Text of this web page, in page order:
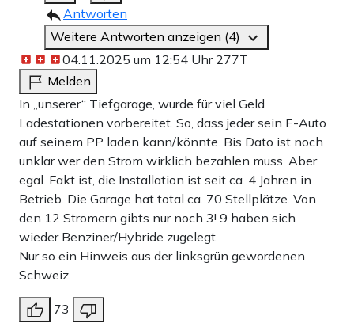
Antworten
Weitere Antworten anzeigen (4)
04.11.2025 um 12:54 Uhr 277T
Melden
In „unserer“ Tiefgarage, wurde für viel Geld
Ladestationen vorbereitet. So, dass jeder sein E-Auto
auf seinem PP laden kann/könnte. Bis Dato ist noch
unklar wer den Strom wirklich bezahlen muss. Aber
egal. Fakt ist, die Installation ist seit ca. 4 Jahren in
Betrieb. Die Garage hat total ca. 70 Stellplätze. Von
den 12 Stromern gibts nur noch 3! 9 haben sich
wieder Benziner/Hybride zugelegt.
Nur so ein Hinweis aus der linksgrün gewordenen
Schweiz.
73